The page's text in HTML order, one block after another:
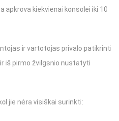
apkrova kiekvienai konsolei iki 10
ir vartotojas privalo patikrinti
iš pirmo žvilgsnio nustatyti
jie nėra visiškai surinkti: